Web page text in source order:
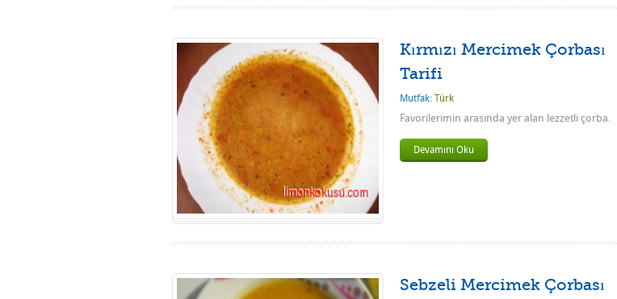
Kırmızı Mercimek Çorbası
Tarifi
Mutfak: Türk
Favorilerimin arasında yer alan lezzetli çorba.
Devamını Oku
Sebzeli Mercimek Çorbası